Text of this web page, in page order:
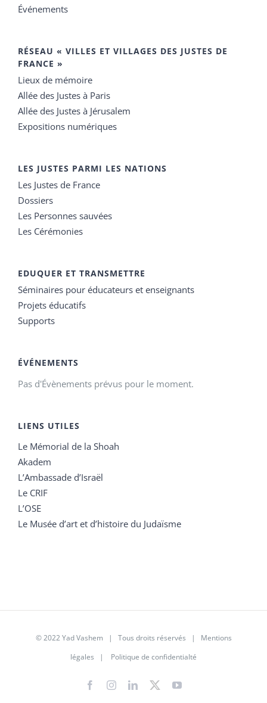
Événements
RÉSEAU « VILLES ET VILLAGES DES JUSTES DE
FRANCE »
Lieux de mémoire
Allée des Justes à Paris
Allée des Justes à Jérusalem
Expositions numériques
LES JUSTES PARMI LES NATIONS
Les Justes de France
Dossiers
Les Personnes sauvées
Les Cérémonies
EDUQUER ET TRANSMETTRE
Séminaires pour éducateurs et enseignants
Projets éducatifs
Supports
ÉVÉNEMENTS
Pas d'Évènements prévus pour le moment.
LIENS UTILES
Le Mémorial de la Shoah
Akadem
L’Ambassade d’Israël
Le CRIF
L’OSE
Le Musée d’art et d’histoire du Judaïsme
© 2022 Yad Vashem | Tous droits réservés | Mentions
légales | Politique de confidentialté
FacebookInstagramLinkedIn
X YouTube